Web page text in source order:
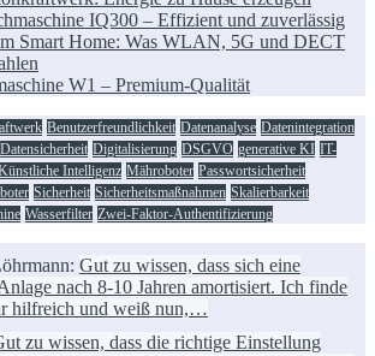
IQ300 – Effizient und zuverlässig
Smart Home: Was WLAN, 5G und DECT
W1 – Premium-Qualität
Benutzerfreundlichkeit Datenanalyse Datenintegration
Datensicherheit Digitalisierung DSGVO generative KI IT-
Intelligenz Mähroboter Passwortsicherheit
Sicherheit Sicherheitsmaßnahmen Skalierbarkeit
Wasserfilter Zwei-Faktor-Authentifizierung
Gut zu wissen, dass sich eine
nach 8-10 Jahren amortisiert. Ich finde
hilfreich und weiß nun,…
zu wissen, dass die richtige Einstellung